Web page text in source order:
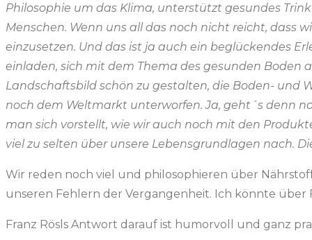
Philosophie um das Klima, unterstützt gesundes
Menschen. Wenn uns all das noch nicht reicht, dass
einzusetzen. Und das ist ja auch ein beglückendes
einladen, sich mit dem Thema des gesunden Boden
Landschaftsbild schön zu gestalten, die Boden- und
noch dem Weltmarkt unterworfen. Ja, geht´s denn
man sich vorstellt, wie wir auch noch mit den
viel zu selten über unsere Lebensgrundlagen nach.
Wir reden noch viel und philosophieren über
unseren Fehlern der Vergangenheit. Ich könnte über
Franz Rösls Antwort darauf ist humorvoll und ganz